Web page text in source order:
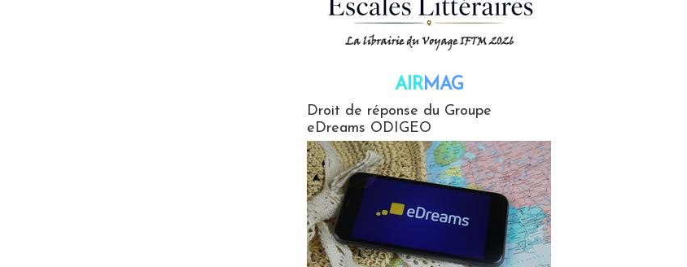
AIRMAG
Droit de réponse du Groupe
eDreams ODIGEO